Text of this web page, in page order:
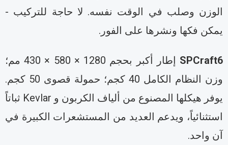
وصلب في الوقت نفسه. لا حاجة للتركيب -
فكها ونشرها على الفور.
إطار أكبر بحجم 1280 × 580 × 430 مم؛
وزن النظام الكامل 40 كجم؛ حمولة قصوى 50 كجم.
يوفر هيكلها المصنوع من ألياف الكربون و Kevlar ثباتاً
ويدعم العديد من المستشعرات الكبيرة في
واحد.